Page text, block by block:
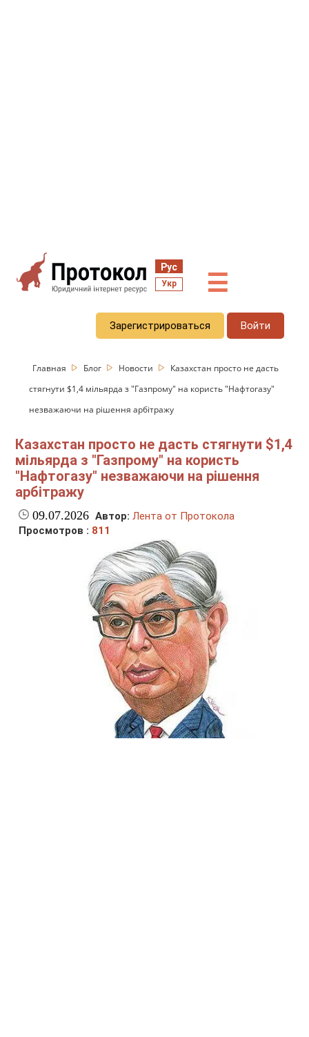
Рус
Укр ☰
Зарегистрироваться Войти
Главная Блог Новости
Казахстан просто не дасть
стягнути $1,4 мільярда з "Газпрому" на користь "Нафтогазу"
незважаючи на рішення арбітражу
Казахстан просто не дасть стягнути $1,4
мільярда з "Газпрому" на користь
"Нафтогазу" незважаючи на рішення
арбітражу
09.07.2026 Автор: Лента от Протокола
Просмотров : 811